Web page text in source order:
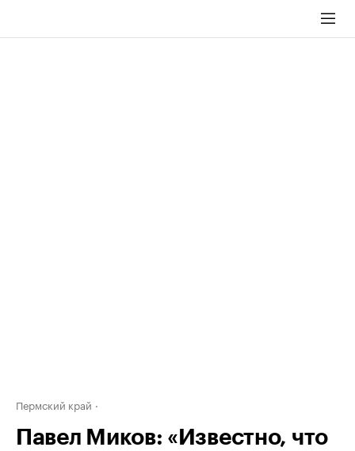
Пермский край
Павел Миков: «Известно, что